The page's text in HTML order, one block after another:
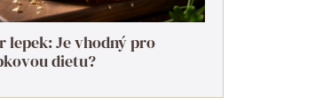
lepek: Je vhodný pro
dietu?